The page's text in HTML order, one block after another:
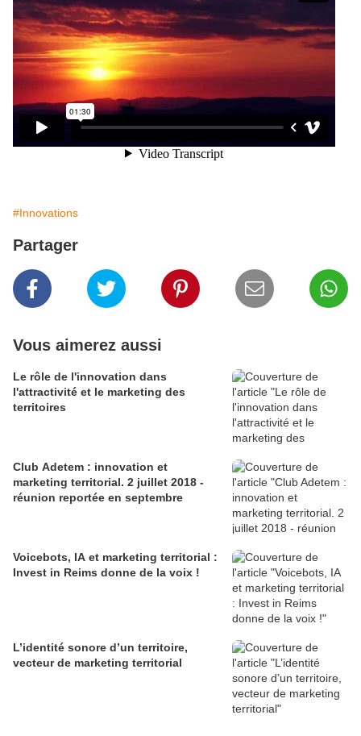
#Innovations
Partager
Vous aimerez aussi
Le rôle de l'innovation dans
l'attractivité et le marketing des
territoires
Club Adetem : innovation et
marketing territorial. 2 juillet 2018 -
réunion reportée en septembre
Voicebots, IA et marketing territorial :
Invest in Reims donne de la voix !
L’identité sonore d’un territoire,
vecteur de marketing territorial